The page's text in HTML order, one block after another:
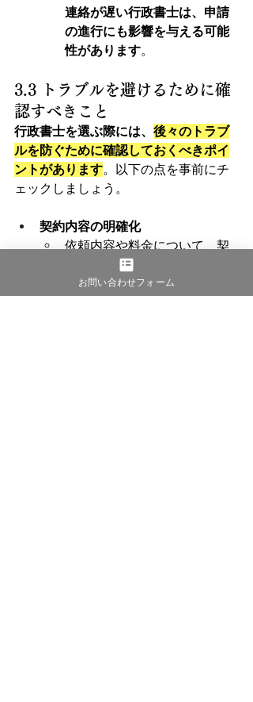
連絡が遅い行政書士は、申請
の進行にも影響を与える可能
性があります。
3.3 トラブルを避けるために確
認すべきこと
行政書士を選ぶ際には、 後々のトラブ
ルを防ぐために確認しておくべきポイ
ントがあります。以下の点を事前にチ
ェックしましょう。
契約内容の明確化
依頼内容や料金について、契
約書で明確に取り決めておく
ことが大切です。特に、追加
お問い合わせフォーム